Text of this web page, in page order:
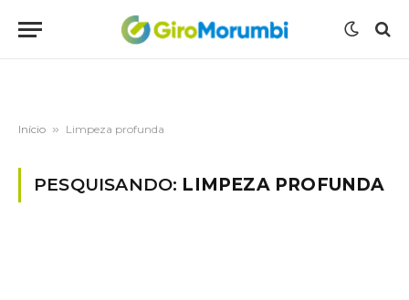
Início » Limpeza profunda
PESQUISANDO: LIMPEZA PROFUNDA